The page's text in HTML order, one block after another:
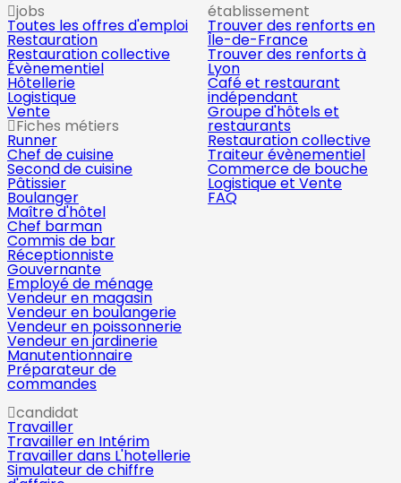
jobs
Toutes les offres d'emploi
Restauration
Restauration collective
Évènementiel
Hôtellerie
Logistique
Vente
Fiches métiers
Runner
Chef de cuisine
Second de cuisine
Pâtissier
Boulanger
Maître d'hôtel
Chef barman
Commis de bar
Réceptionniste
Gouvernante
Employé de ménage
Vendeur en magasin
Vendeur en boulangerie
Vendeur en poissonnerie
Vendeur en jardinerie
Manutentionnaire
Préparateur de
commandes
établissement
Trouver des renforts en
Île-de-France
Trouver des renforts à
Lyon
Café et restaurant
indépendant
Groupe d'hôtels et
restaurants
Restauration collective
Traiteur évènementiel
Commerce de bouche
Logistique et Vente
FAQ
candidat
Travailler
Travailler en Intérim
Travailler dans L'hotellerie
Simulateur de chiffre